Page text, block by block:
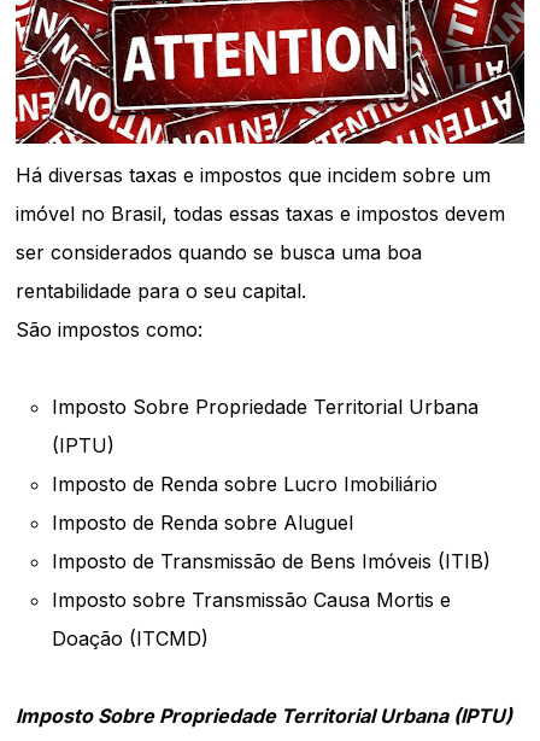
Há diversas taxas e impostos que incidem sobre um
imóvel no Brasil, todas essas taxas e impostos devem
ser considerados quando se busca uma boa
rentabilidade para o seu capital.
São impostos como:
Imposto Sobre Propriedade Territorial Urbana
(IPTU)
Imposto de Renda sobre Lucro Imobiliário
Imposto de Renda sobre Aluguel
Imposto de Transmissão de Bens Imóveis (ITIB)
Imposto sobre Transmissão Causa Mortis e
Doação (ITCMD)
Imposto Sobre Propriedade Territorial Urbana (IPTU)